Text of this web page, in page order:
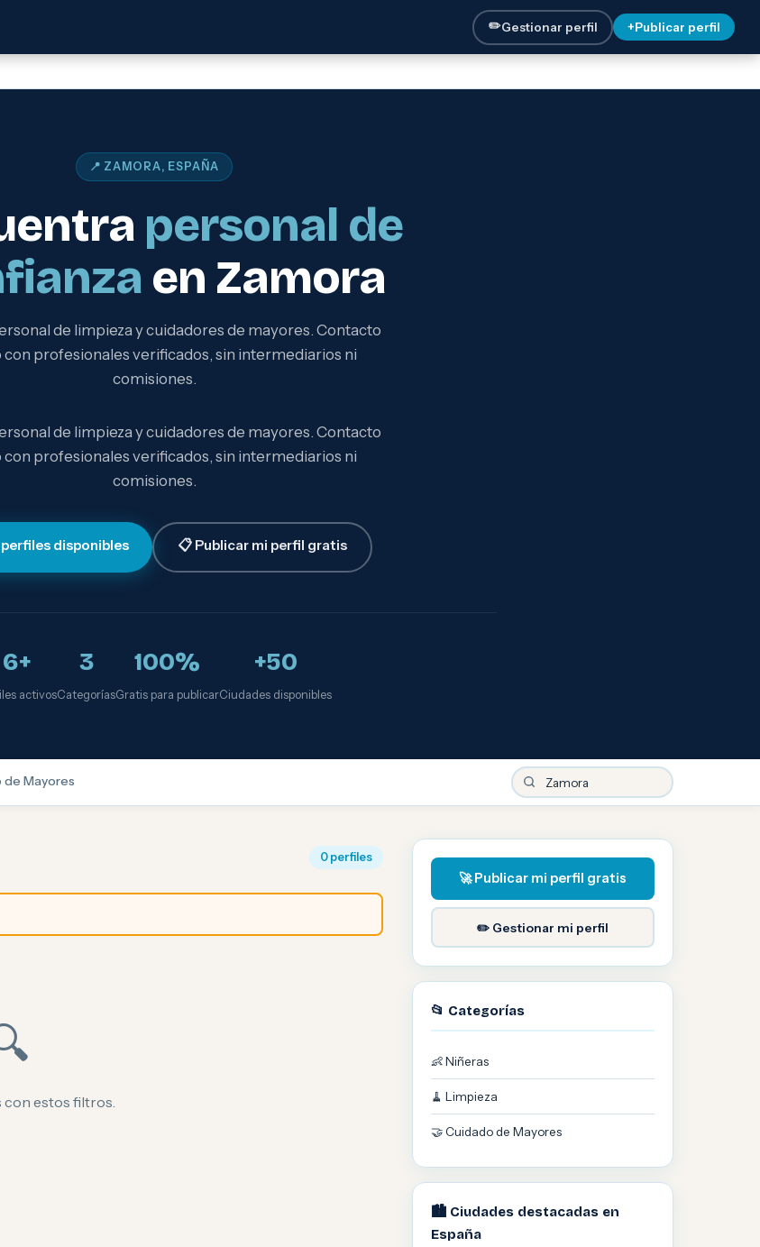
✏️Gestionar perfil +Publicar perfil
📍 ZAMORA, ESPAÑA
personal de
en Zamora
de limpieza y cuidadores de mayores. Contacto
profesionales verificados, sin intermediarios ni
comisiones.
de limpieza y cuidadores de mayores. Contacto
profesionales verificados, sin intermediarios ni
comisiones.
perfiles disponibles 📋 Publicar mi perfil gratis
6+
activos
3
Categorías
100%
Gratis para publicar
+50
Ciudades disponibles
de Mayores
0 perfiles
con estos filtros.
🚀 Publicar mi perfil gratis
✏️ Gestionar mi perfil
📂 Categorías
👶 Niñeras
🧹 Limpieza
🤝 Cuidado de Mayores
🏙️ Ciudades destacadas en
España